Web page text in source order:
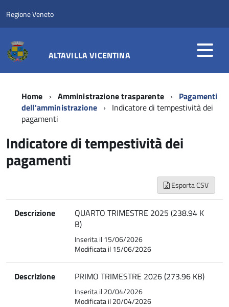
Regione Veneto
ALTAVILLA VICENTINA
Home Amministrazione trasparente
Pagamenti
dell'amministrazione
Indicatore di tempestività dei
pagamenti
Indicatore di tempestività dei
pagamenti
Esporta CSV
Descrizione
QUARTO TRIMESTRE 2025 (238.94 K
B)
Inserita il 15/06/2026
Modificata il 15/06/2026
Descrizione PRIMO TRIMESTRE 2026 (273.96 KB)
Inserita il 20/04/2026
Modificata il 20/04/2026